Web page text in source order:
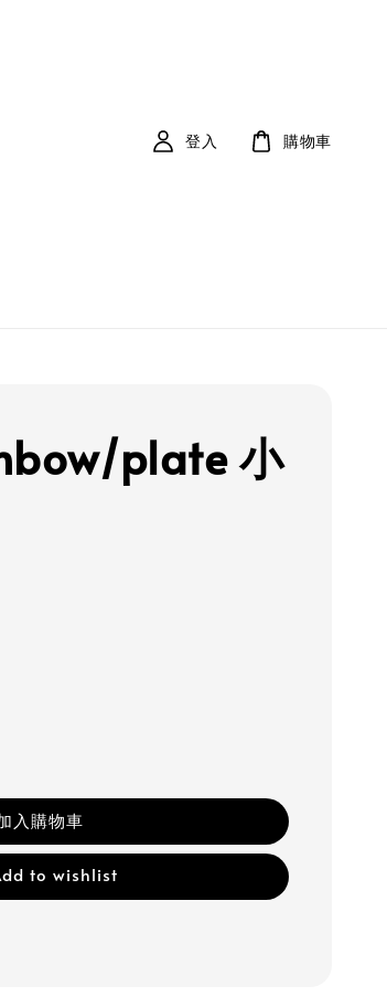
登入 購物車
plate 小
入購物車
to wishlist